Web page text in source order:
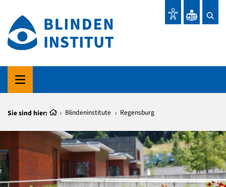
Sie sind hier: Blindeninstitute Regensburg